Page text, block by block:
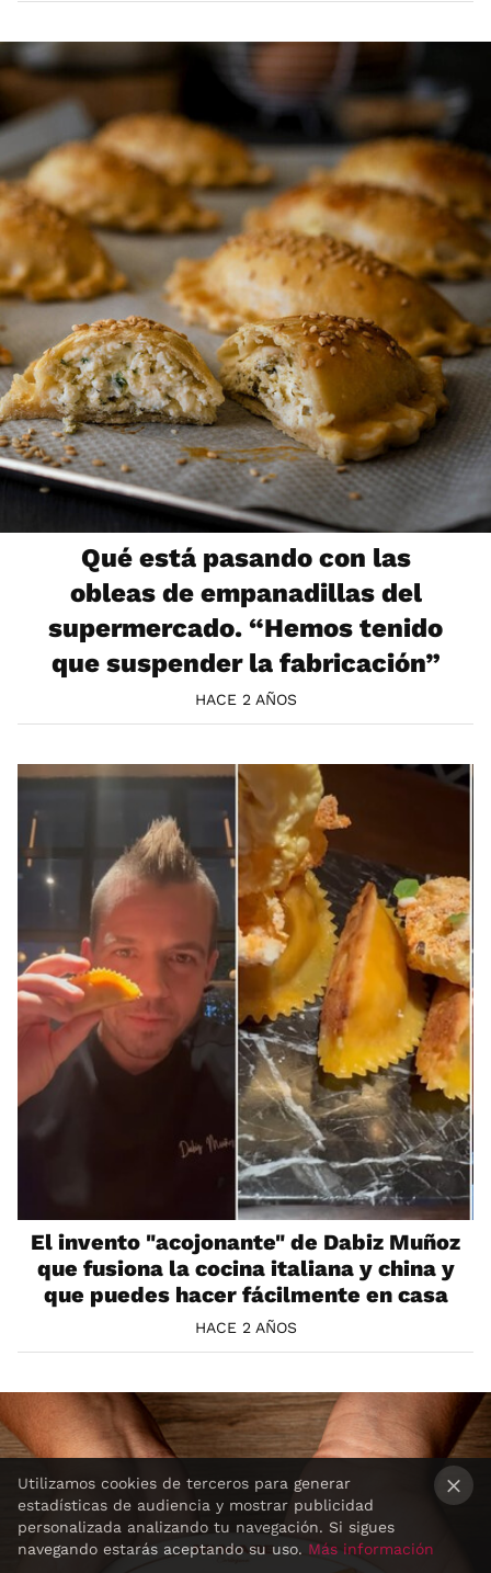
Qué está pasando con las
obleas de empanadillas del
supermercado. “Hemos tenido
que suspender la fabricación”
HACE 2 AÑOS
El invento "acojonante" de Dabiz Muñoz
que fusiona la cocina italiana y china y
que puedes hacer fácilmente en casa
HACE 2 AÑOS
Utilizamos cookies de terceros para generar
estadísticas de audiencia y mostrar publicidad
personalizada analizando tu navegación. Si sigues
navegando estarás aceptando su uso. Más información